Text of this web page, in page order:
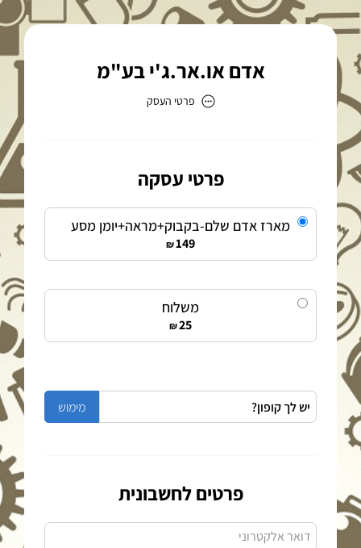
אדם או.אר.ג'י בע"מ
פרטי העסק
פרטי עסקה
מארז אדם שלם-בקבוק+מראה+יומן מסע
149
₪
משלוח
25
₪
פרטים לחשבונית
דואר אלקטרוני